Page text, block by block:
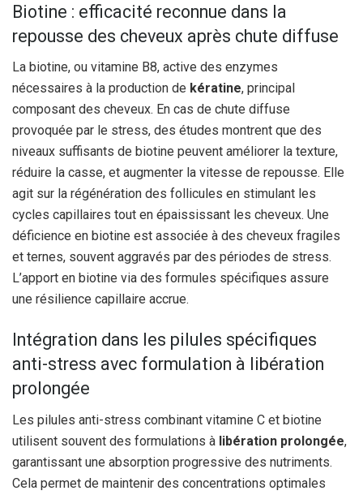
Biotine : efficacité reconnue dans la
repousse des cheveux après chute diffuse
La biotine, ou vitamine B8, active des enzymes
nécessaires à la production de kératine, principal
composant des cheveux. En cas de chute diffuse
provoquée par le stress, des études montrent que des
niveaux suffisants de biotine peuvent améliorer la texture,
réduire la casse, et augmenter la vitesse de repousse. Elle
agit sur la régénération des follicules en stimulant les
cycles capillaires tout en épaississant les cheveux. Une
déficience en biotine est associée à des cheveux fragiles
et ternes, souvent aggravés par des périodes de stress.
L’apport en biotine via des formules spécifiques assure
une résilience capillaire accrue.
Intégration dans les pilules spécifiques
anti-stress avec formulation à libération
prolongée
Les pilules anti-stress combinant vitamine C et biotine
utilisent souvent des formulations à libération prolongée,
garantissant une absorption progressive des nutriments.
Cela permet de maintenir des concentrations optimales